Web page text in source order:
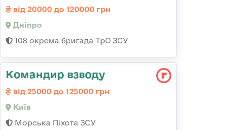
від 20000 до 120000 грн
Дніпро
108 окрема бригада ТрО ЗСУ
Командир взводу
від 25000 до 125000 грн
Київ
Морська Піхота ЗСУ